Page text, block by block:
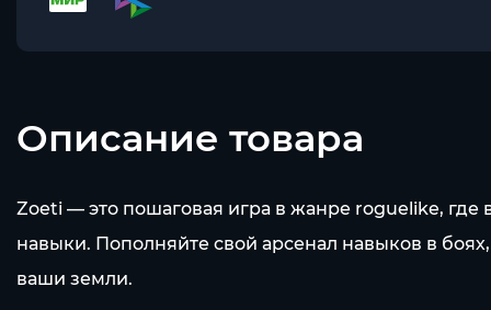
Описание товара
Zoeti — это пошаговая игра в жанре roguelike,
навыки. Пополняйте свой арсенал навыков в
ваши земли.